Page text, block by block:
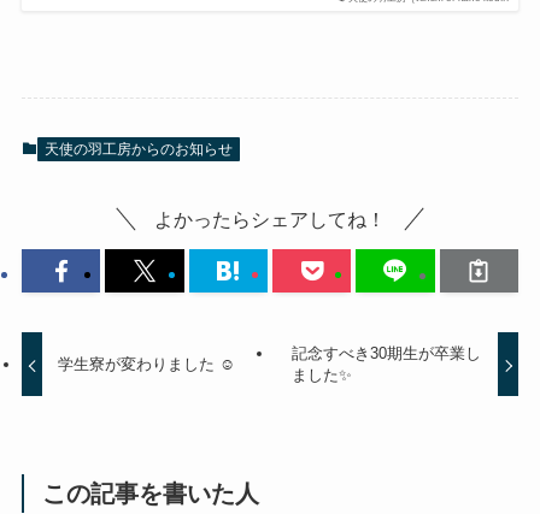
天使の羽工房からのお知らせ
よかったらシェアしてね！
学生寮が変わりました ☺️
記念すべき30期生が卒業し
ました✨
この記事を書いた人